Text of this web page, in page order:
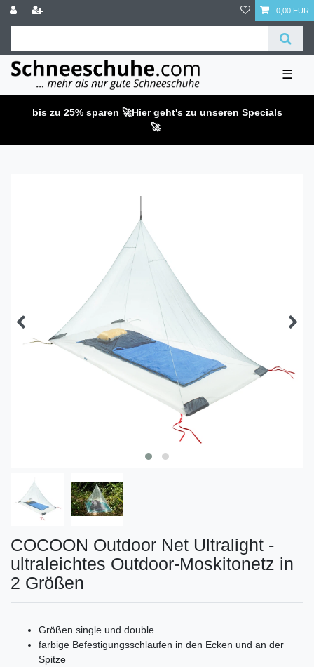
0,00 EUR
☰
bis zu 25% sparen 🚀Hier geht's zu unseren Specials
🚀
COCOON Outdoor Net Ultralight -
ultraleichtes Outdoor-Moskitonetz in
2 Größen
Größen single und double
farbige Befestigungsschlaufen in den Ecken und an der
Spitze